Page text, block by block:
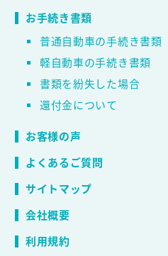
お手続き書類
普通自動車の手続き書類
軽自動車の手続き書類
書類を紛失した場合
還付金について
お客様の声
よくあるご質問
サイトマップ
会社概要
利用規約